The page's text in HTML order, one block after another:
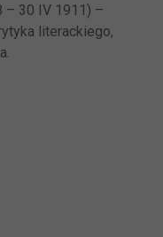
– 30 IV 1911) –
literackiego,